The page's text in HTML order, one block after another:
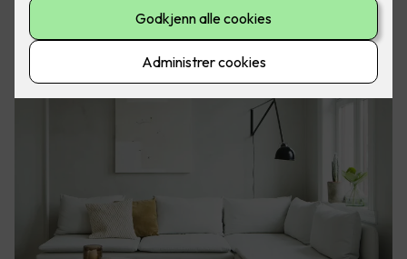
modeller, tilpasset ditt behov